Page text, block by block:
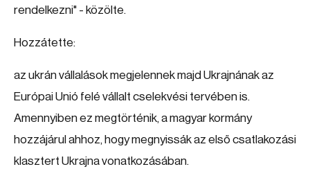
rendelkezni" - közölte.
Hozzátette:
az ukrán vállalások megjelennek majd Ukrajnának az
Európai Unió felé vállalt cselekvési tervében is.
Amennyiben ez megtörténik, a magyar kormány
hozzájárul ahhoz, hogy megnyissák az első csatlakozási
klasztert Ukrajna vonatkozásában.